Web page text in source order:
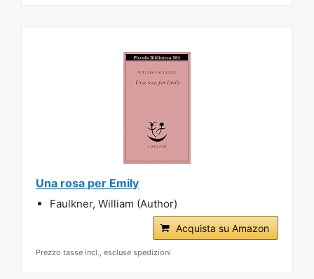
Una rosa per Emily
Faulkner, William (Author)
Acquista su Amazon
Prezzo tasse incl., escluse spedizioni